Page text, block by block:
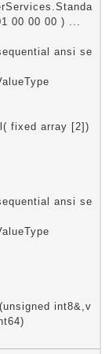
00 00 00 ) ...
ansi se
fixed array [2])
ansi se
int8&,v